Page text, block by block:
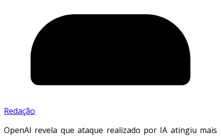
Redação
OpenAI revela que ataque realizado por IA atingiu mais